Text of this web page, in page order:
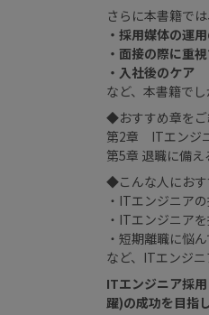
さらに本書籍で
・採用媒体の運
・面接の際に重
・入社後のケア
など、本書籍で
◆おすすめ章をご
第2章 ITエンジ
第5章 退職に備え
◆こんな人におす
・ITエンジニア
・ITエンジニア
・短期離職に悩
など、ITエンジ
ITエンジニア採
躍)の成功を目指